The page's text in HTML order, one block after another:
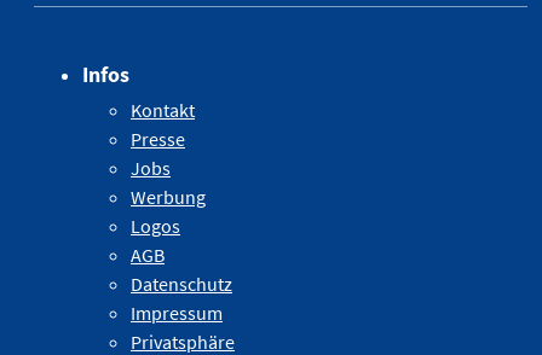
Infos
Kontakt
Presse
Jobs
Werbung
Logos
AGB
Datenschutz
Impressum
Privatsphäre